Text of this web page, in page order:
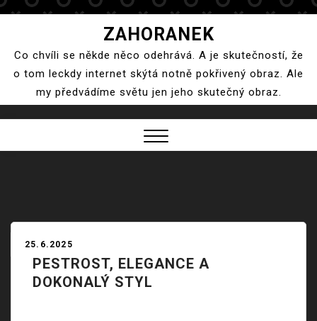
content
ZAHORANEK
Co chvíli se někde něco odehrává. A je skutečností, že
o tom leckdy internet skýtá notně pokřivený obraz. Ale
my předvádíme světu jen jeho skutečný obraz.
PESTROST, ELEGANCE A
DOKONALÝ STYL
25.6.2025